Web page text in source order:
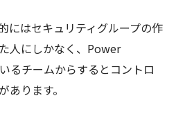
にはセキュリティグループの作
人にしかなく、Power
るチームからするとコントロ
あります。